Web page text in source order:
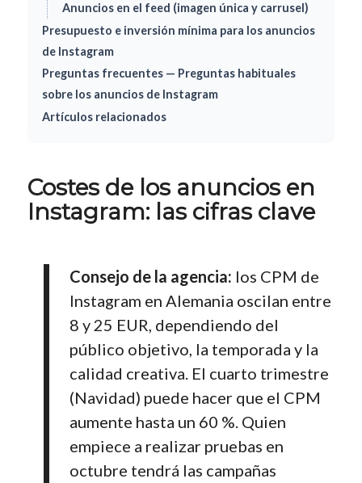
Anuncios en el feed (imagen única y carrusel)
Presupuesto e inversión mínima para los anuncios
de Instagram
Preguntas frecuentes — Preguntas habituales
sobre los anuncios de Instagram
Artículos relacionados
Costes de los anuncios en
Instagram: las cifras clave
Consejo de la agencia: los CPM de
Instagram en Alemania oscilan entre
8 y 25 EUR, dependiendo del
público objetivo, la temporada y la
calidad creativa. El cuarto trimestre
(Navidad) puede hacer que el CPM
aumente hasta un 60 %. Quien
empiece a realizar pruebas en
octubre tendrá las campañas